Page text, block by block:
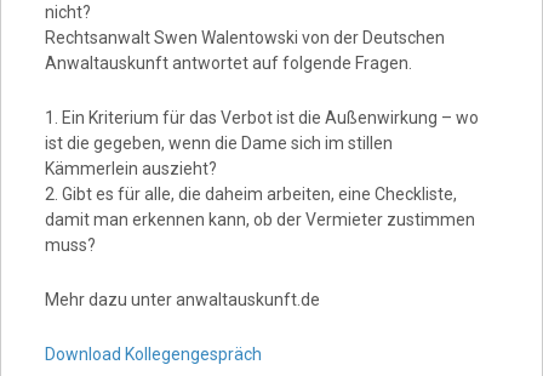
nicht?
Rechtsanwalt Swen Walentowski von der Deutschen
Anwaltauskunft antwortet auf folgende Fragen.
1. Ein Kriterium für das Verbot ist die Außenwirkung – wo
ist die gegeben, wenn die Dame sich im stillen
Kämmerlein auszieht?
2. Gibt es für alle, die daheim arbeiten, eine Checkliste,
damit man erkennen kann, ob der Vermieter zustimmen
muss?
Mehr dazu unter anwaltauskunft.de
Download Kollegengespräch